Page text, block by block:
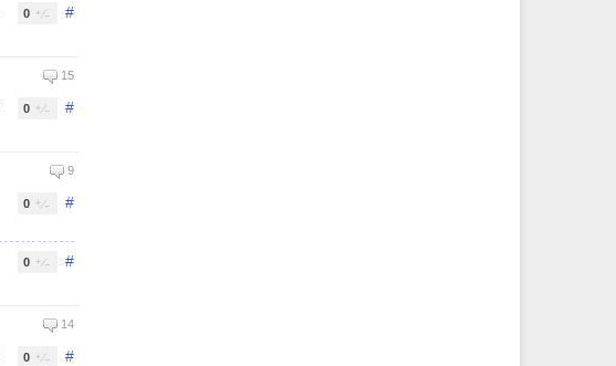
#
0
15
#
0
9
#
0
#
0
14
#
0